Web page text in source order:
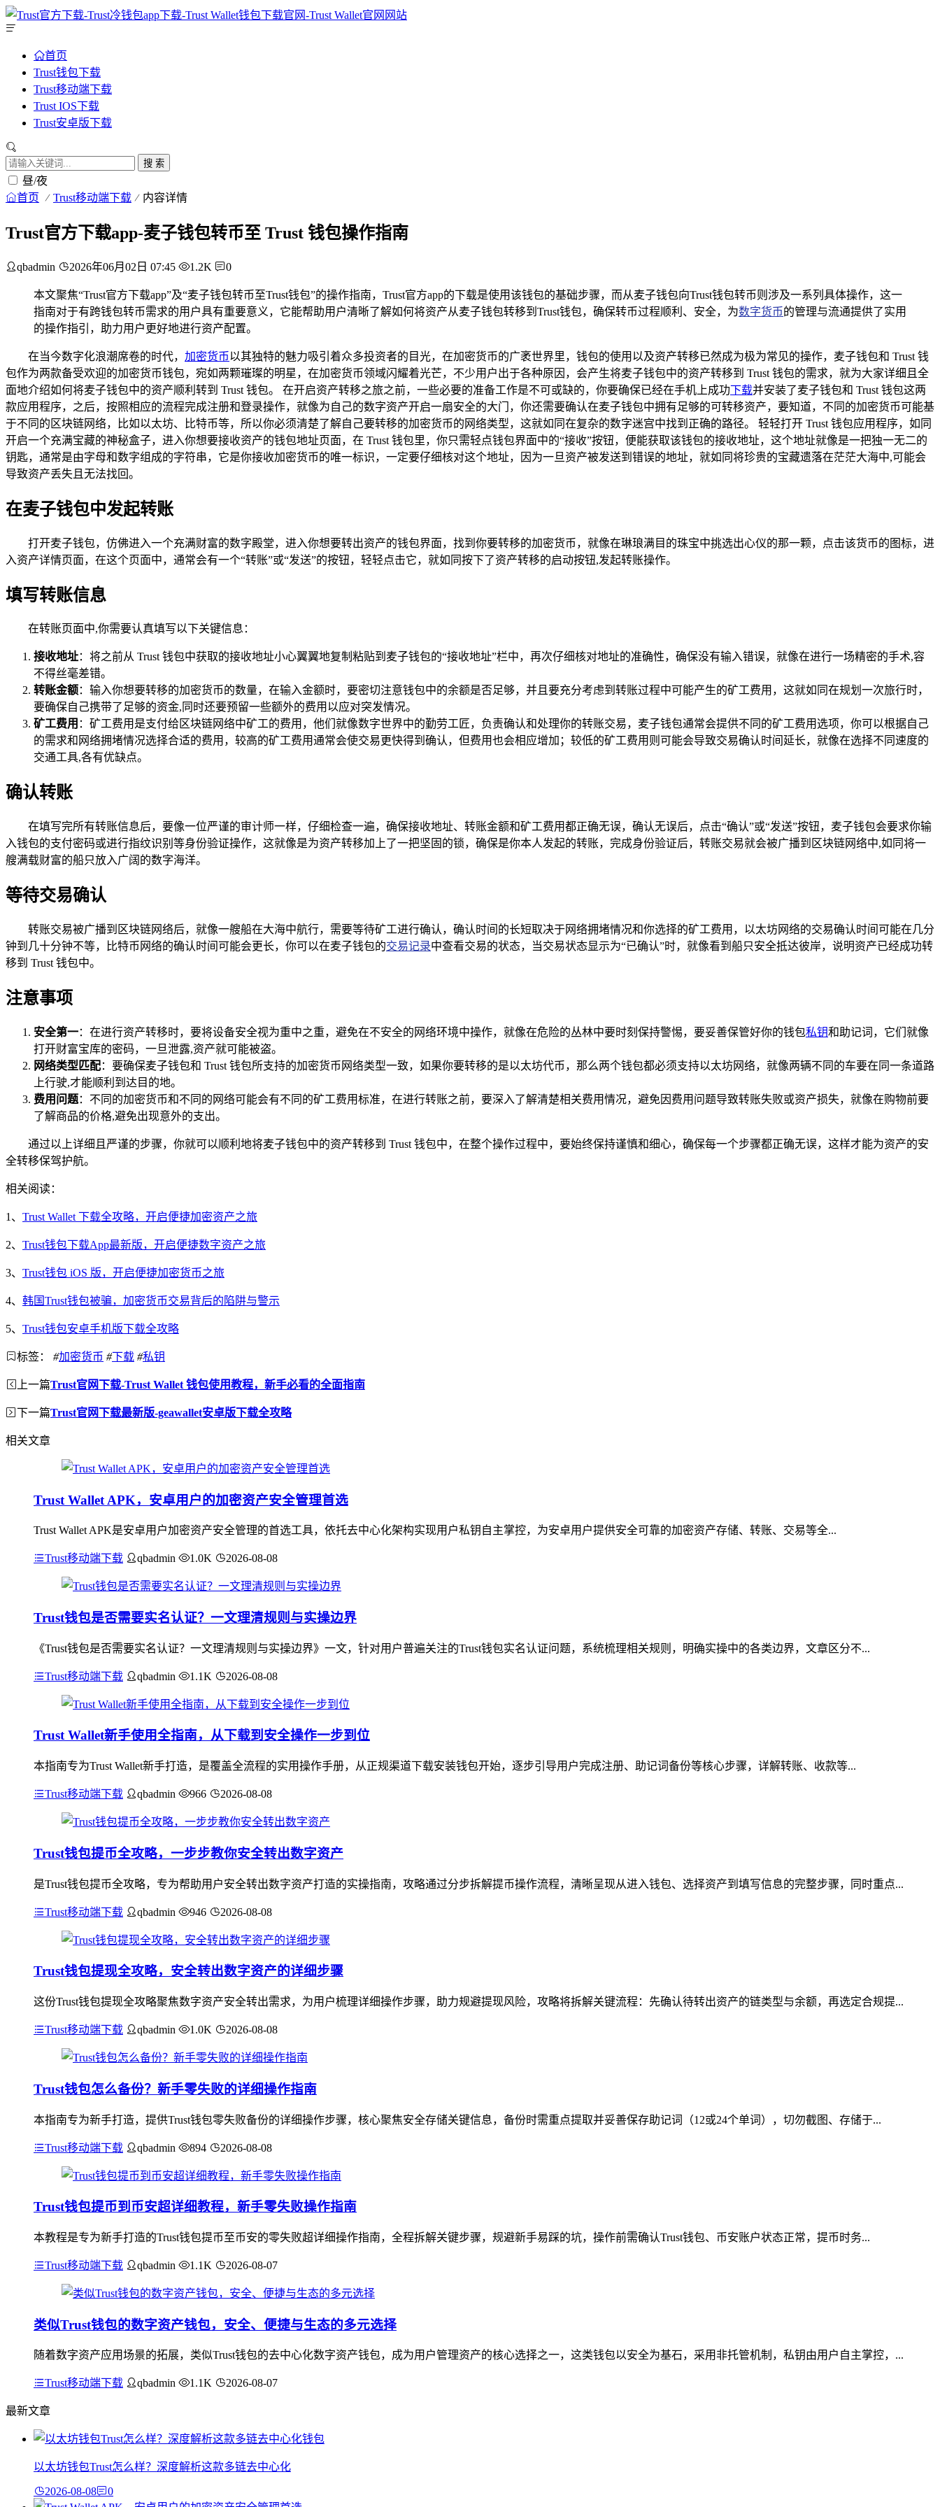
首页
Trust钱包下载
Trust移动端下载
Trust IOS下载
Trust安卓版下载
搜 索
昼/夜
首页 Trust移动端下载 内容详情
Trust官方下载app-麦子钱包转币至 Trust 钱包操作指南
qbadmin 2026年06月02日 07:45 1.2K 0
本文聚焦“Trust官方下载app”及“麦子钱包转币至Trust钱包”的操作指南，Trust官方app的下载是使用该钱包的基础步骤，而从麦子钱包向Trust钱包转币则涉及一系列具体操作，这一
指南对于有跨钱包转币需求的用户具有重要意义，它能帮助用户清晰了解如何将资产从麦子钱包转移到Trust钱包，确保转币过程顺利、安全，为数字货币的管理与流通提供了实用
的操作指引，助力用户更好地进行资产配置。
在当今数字化浪潮席卷的时代， 加密货币以其独特的魅力吸引着众多投资者的目光，在加密货币的广袤世界里，钱包的使用以及资产转移已然成为极为常见的操作，麦子钱包和 Trust 钱
包作为两款备受欢迎的加密货币钱包，宛如两颗璀璨的明星，在加密货币领域闪耀着光芒，不少用户出于各种原因，会产生将麦子钱包中的资产转移到 Trust 钱包的需求，就为大家详细且全
面地介绍如何将麦子钱包中的资产顺利转到 Trust 钱包。 在开启资产转移之旅之前，一些必要的准备工作是不可或缺的，你要确保已经在手机上成功下载并安装了麦子钱包和 Trust 钱包这两
款应用程序，之后，按照相应的流程完成注册和登录操作，就像为自己的数字资产开启一扇安全的大门，你还需要确认在麦子钱包中拥有足够的可转移资产，要知道，不同的加密货币可能基
于不同的区块链网络，比如以太坊、比特币等，所以你必须清楚了解自己要转移的加密货币的网络类型，这就如同在复杂的数字迷宫中找到正确的路径。 轻轻打开 Trust 钱包应用程序，如同
开启一个充满宝藏的神秘盒子，进入你想要接收资产的钱包地址页面，在 Trust 钱包里，你只需轻点钱包界面中的“接收”按钮，便能获取该钱包的接收地址，这个地址就像是一把独一无二的
钥匙，通常是由字母和数字组成的字符串，它是你接收加密货币的唯一标识，一定要仔细核对这个地址，因为一旦资产被发送到错误的地址，就如同将珍贵的宝藏遗落在茫茫大海中,可能会
导致资产丢失且无法找回。
在麦子钱包中发起转账
打开麦子钱包，仿佛进入一个充满财富的数字殿堂，进入你想要转出资产的钱包界面，找到你要转移的加密货币，就像在琳琅满目的珠宝中挑选出心仪的那一颗，点击该货币的图标，进
入资产详情页面，在这个页面中，通常会有一个“转账”或“发送”的按钮，轻轻点击它，就如同按下了资产转移的启动按钮,发起转账操作。
填写转账信息
在转账页面中,你需要认真填写以下关键信息：
接收地址：将之前从 Trust 钱包中获取的接收地址小心翼翼地复制粘贴到麦子钱包的“接收地址”栏中，再次仔细核对地址的准确性，确保没有输入错误，就像在进行一场精密的手术,容
不得丝毫差错。
转账金额：输入你想要转移的加密货币的数量，在输入金额时，要密切注意钱包中的余额是否足够，并且要充分考虑到转账过程中可能产生的矿工费用，这就如同在规划一次旅行时，
要确保自己携带了足够的资金,同时还要预留一些额外的费用以应对突发情况。
矿工费用 ：矿工费用是支付给区块链网络中矿工的费用，他们就像数字世界中的勤劳工匠，负责确认和处理你的转账交易，麦子钱包通常会提供不同的矿工费用选项，你可以根据自己
的需求和网络拥堵情况选择合适的费用，较高的矿工费用通常会使交易更快得到确认，但费用也会相应增加；较低的矿工费用则可能会导致交易确认时间延长，就像在选择不同速度的
交通工具,各有优缺点。
确认转账
在填写完所有转账信息后，要像一位严谨的审计师一样，仔细检查一遍，确保接收地址、转账金额和矿工费用都正确无误，确认无误后，点击“确认”或“发送”按钮，麦子钱包会要求你输
入钱包的支付密码或进行指纹识别等身份验证操作，这就像是为资产转移加上了一把坚固的锁，确保是你本人发起的转账，完成身份验证后，转账交易就会被广播到区块链网络中,如同将一
艘满载财富的船只放入广阔的数字海洋。
等待交易确认
转账交易被广播到区块链网络后，就像一艘船在大海中航行，需要等待矿工进行确认，确认时间的长短取决于网络拥堵情况和你选择的矿工费用，以太坊网络的交易确认时间可能在几分
钟到几十分钟不等，比特币网络的确认时间可能会更长，你可以在麦子钱包的交易记录中查看交易的状态，当交易状态显示为“已确认”时，就像看到船只安全抵达彼岸，说明资产已经成功转
移到 Trust 钱包中。
注意事项
安全第一：在进行资产转移时，要将设备安全视为重中之重，避免在不安全的网络环境中操作，就像在危险的丛林中要时刻保持警惕，要妥善保管好你的钱包私钥和助记词，它们就像
打开财富宝库的密码，一旦泄露,资产就可能被盗。
网络类型匹配：要确保麦子钱包和 Trust 钱包所支持的加密货币网络类型一致，如果你要转移的是以太坊代币，那么两个钱包都必须支持以太坊网络，就像两辆不同的车要在同一条道路
上行驶,才能顺利到达目的地。
费用问题：不同的加密货币和不同的网络可能会有不同的矿工费用标准，在进行转账之前，要深入了解清楚相关费用情况，避免因费用问题导致转账失败或资产损失，就像在购物前要
了解商品的价格,避免出现意外的支出。
通过以上详细且严谨的步骤，你就可以顺利地将麦子钱包中的资产转移到 Trust 钱包中，在整个操作过程中，要始终保持谨慎和细心，确保每一个步骤都正确无误，这样才能为资产的安
全转移保驾护航。
相关阅读：
1、 Trust Wallet 下载全攻略，开启便捷加密资产之旅
2、 Trust钱包下载App最新版，开启便捷数字资产之旅
3、 Trust钱包 iOS 版，开启便捷加密货币之旅
4、 韩国Trust钱包被骗，加密货币交易背后的陷阱与警示
5、 Trust钱包安卓手机版下载全攻略
标签： #加密货币 #下载 #私钥
上一篇Trust官网下载-Trust Wallet 钱包使用教程，新手必看的全面指南
下一篇Trust官网下载最新版-geawallet安卓版下载全攻略
相关文章
Trust Wallet APK，安卓用户的加密资产安全管理首选
Trust Wallet APK是安卓用户加密资产安全管理的首选工具，依托去中心化架构实现用户私钥自主掌控，为安卓用户提供安全可靠的加密资产存储、转账、交易等全...
Trust移动端下载 qbadmin 1.0K 2026-08-08
Trust钱包是否需要实名认证？一文理清规则与实操边界
《Trust钱包是否需要实名认证？一文理清规则与实操边界》一文，针对用户普遍关注的Trust钱包实名认证问题，系统梳理相关规则，明确实操中的各类边界，文章区分不...
Trust移动端下载 qbadmin 1.1K 2026-08-08
Trust Wallet新手使用全指南，从下载到安全操作一步到位
本指南专为Trust Wallet新手打造，是覆盖全流程的实用操作手册，从正规渠道下载安装钱包开始，逐步引导用户完成注册、助记词备份等核心步骤，详解转账、收款等...
Trust移动端下载 qbadmin 966 2026-08-08
Trust钱包提币全攻略，一步步教你安全转出数字资产
是Trust钱包提币全攻略，专为帮助用户安全转出数字资产打造的实操指南，攻略通过分步拆解提币操作流程，清晰呈现从进入钱包、选择资产到填写信息的完整步骤，同时重点...
Trust移动端下载 qbadmin 946 2026-08-08
Trust钱包提现全攻略，安全转出数字资产的详细步骤
这份Trust钱包提现全攻略聚焦数字资产安全转出需求，为用户梳理详细操作步骤，助力规避提现风险，攻略将拆解关键流程：先确认待转出资产的链类型与余额，再选定合规提...
Trust移动端下载 qbadmin 1.0K 2026-08-08
Trust钱包怎么备份？新手零失败的详细操作指南
本指南专为新手打造，提供Trust钱包零失败备份的详细操作步骤，核心聚焦安全存储关键信息，备份时需重点提取并妥善保存助记词（12或24个单词），切勿截图、存储于...
Trust移动端下载 qbadmin 894 2026-08-08
Trust钱包提币到币安超详细教程，新手零失败操作指南
本教程是专为新手打造的Trust钱包提币至币安的零失败超详细操作指南，全程拆解关键步骤，规避新手易踩的坑，操作前需确认Trust钱包、币安账户状态正常，提币时务...
Trust移动端下载 qbadmin 1.1K 2026-08-07
类似Trust钱包的数字资产钱包，安全、便捷与生态的多元选择
随着数字资产应用场景的拓展，类似Trust钱包的去中心化数字资产钱包，成为用户管理资产的核心选择之一，这类钱包以安全为基石，采用非托管机制，私钥由用户自主掌控，...
Trust移动端下载 qbadmin 1.1K 2026-08-07
最新文章
以太坊钱包Trust怎么样？深度解析这款多链去中心化
2026-08-08 0